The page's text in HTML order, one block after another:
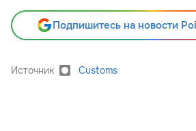
Подпишитесь на новости
Источник Customs